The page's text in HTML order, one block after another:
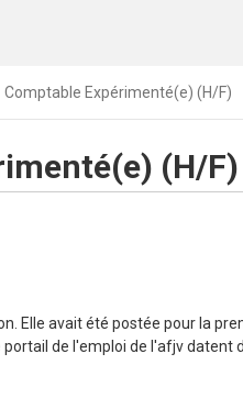
Comptable Expérimenté(e) (H/F)
(H/F)
Elle avait été postée pour la
de l'emploi de l'afjv datent